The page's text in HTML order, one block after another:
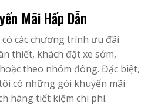
Mãi Hấp Dẫn
các chương trình ưu đãi
thiết, khách đặt xe sớm,
theo nhóm đông. Đặc biệt,
có những gói khuyến mãi
hàng tiết kiệm chi phí.